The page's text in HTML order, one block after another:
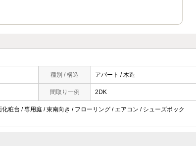
種別 / 構造 アパート / 木造
間取り一例 2DK
粧台 / 専用庭 / 東南向き / フローリング / エアコン / シューズボック